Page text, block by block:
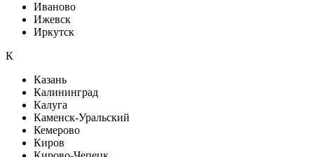
Иваново
Ижевск
Иркутск
К
Казань
Калининград
Калуга
Каменск-Уральский
Кемерово
Киров